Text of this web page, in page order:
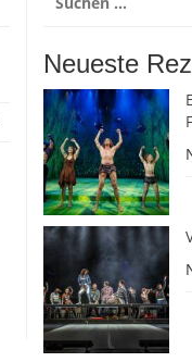
nach:
Neueste